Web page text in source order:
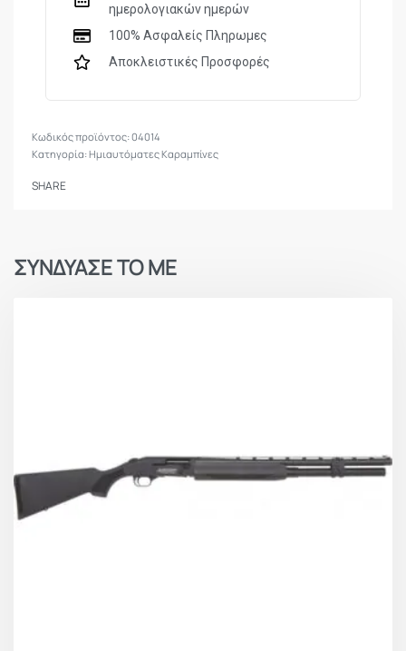
ΜΗΚΟΣ
ΘΑΛΑΜΗΣ
76mm
ΤΣΟΚ
5 εσωτερικά κρυογενή
ΚΟNΤΑΚΙ
Ξύλινο
ΠΑΠΙΑ
Ξύλινη
ΒΑΣΗ
ημερολογιακών ημερών
100% Ασφαλείς Πληρωμες
Αποκλειστικές Προσφορές
04014
Κατηγορία:Ημιαυτόματες Καραμπίνες
SHARE
ΣΥΝΔΥΑΣΕ ΤΟ ΜΕ